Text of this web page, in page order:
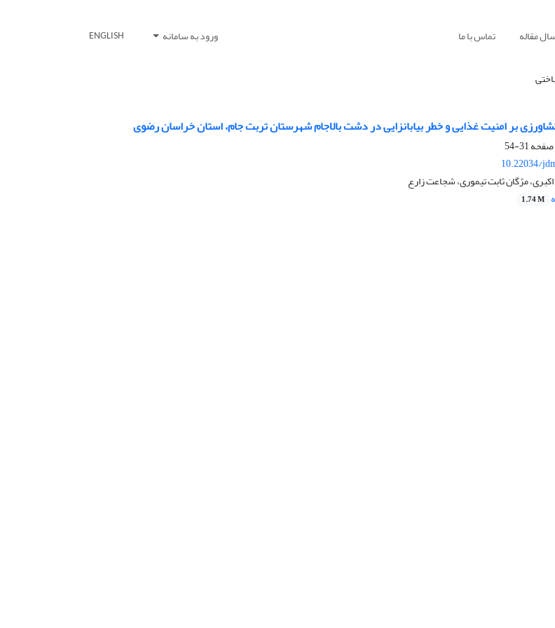
مقاله تماس با ما ورود به سامانه ENGLISH
بر امنیت غذایی و خطر بیابان‏زایی در دشت بالاجام شهرستان تربت جام، استان خراسان رضوی
31-54
10.22034/
مژگان ثابت تیموری، شجاعت زارع
1.74 M